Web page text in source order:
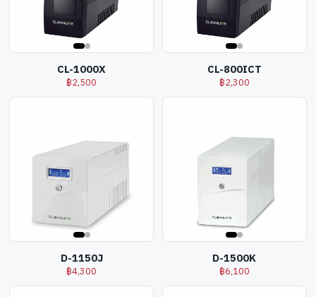
CL-1000X
฿2,500
CL-800ICT
฿2,300
D-1150J
฿4,300
D-1500K
฿6,100